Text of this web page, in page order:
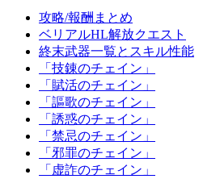
攻略/報酬まとめ
ベリアルHL解放クエスト
終末武器一覧とスキル性能
「技錬のチェイン」
「賦活のチェイン」
「謳歌のチェイン」
「誘惑のチェイン」
「禁忌のチェイン」
「邪罪のチェイン」
「虚詐のチェイン」